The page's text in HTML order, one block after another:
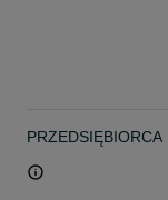
- blachy dachowe
- używane
Inowrocławiem
Woj.
PRZEDSIĘBIORCA